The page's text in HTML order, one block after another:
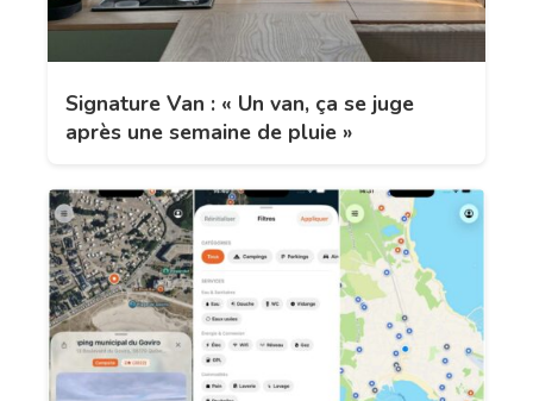
Signature Van : « Un van, ça se juge
après une semaine de pluie »